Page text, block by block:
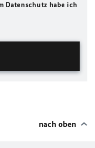
Datenschutz habe ich
nach oben